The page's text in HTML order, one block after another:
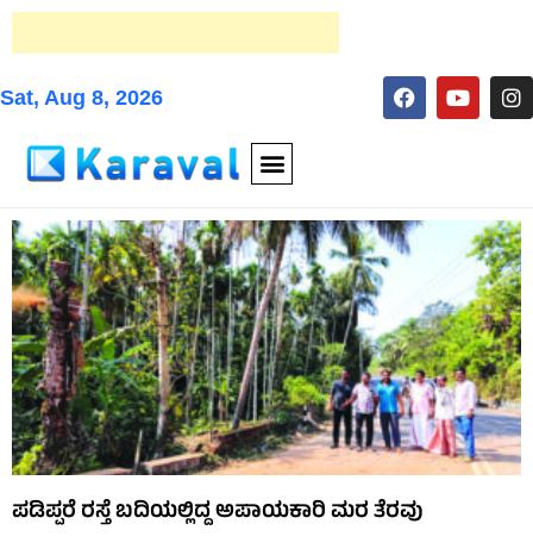
Sat, Aug 8, 2026
ಪಡಿಪ್ಪರೆ ರಸ್ತೆ ಬದಿಯಲ್ಲಿದ್ದ ಅಪಾಯಕಾರಿ ಮರ ತೆರವು